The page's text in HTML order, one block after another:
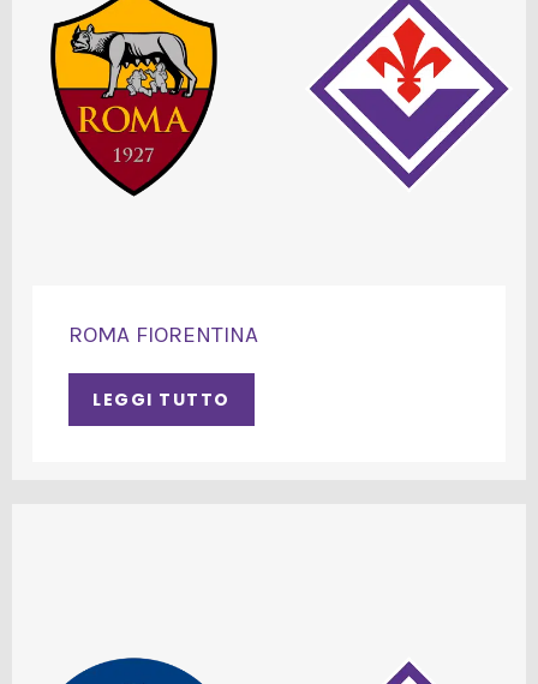
ROMA FIORENTINA
LEGGI TUTTO